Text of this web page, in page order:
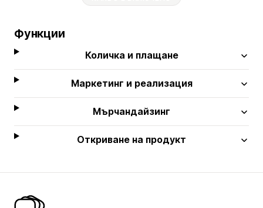
Функции
Количка и плащане
Маркетинг и реализация
Мърчандайзинг
Откриване на продукт